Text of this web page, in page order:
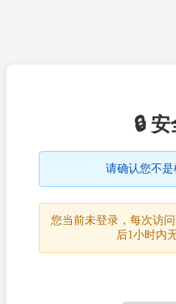
🔒
请确认您不
您当前未登录，每次访
后1小时内